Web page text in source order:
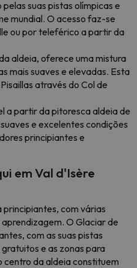
pelas suas pistas olímpicas e
mundial. O acesso faz-se
ou por teleférico a partir da
aldeia, oferece uma mistura
mais suaves e elevadas. Esta
através do Col de
a partir da pitoresca aldeia de
e excelentes condições
principiantes e
em Val d'Isère
principiantes, com várias
O Glaciar de
com as suas pistas
e as zonas para
centro da aldeia constituem